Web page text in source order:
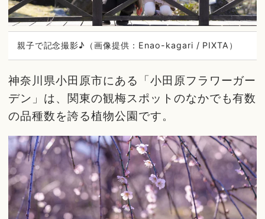
親子で記念撮影♪（画像提供：Enao-kagari / PIXTA）
神奈川県小田原市にある「小田原フラワーガー
デン」は、関東の観梅スポットのなかでも有数
の品種数を誇る植物公園です。